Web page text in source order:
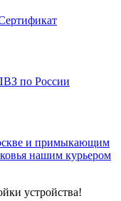
по России
и примыкающим
нашим курьером
устройства!